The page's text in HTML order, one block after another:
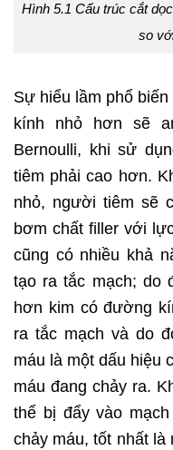
Hình 5.1 Cấu trúc cắt
so
Sự hiểu lầm phổ
kính nhỏ hơn sẽ
Bernoulli, khi sử
tiêm phải cao hơn.
nhỏ, người tiêm sẽ
bơm chất filler với
cũng có nhiều khả
tạo ra tắc mạch; do
hơn kim có đường
ra tắc mạch và do
máu là một dấu hiệu
máu đang chảy ra.
thể bị đẩy vào
chảy máu, tốt nhất